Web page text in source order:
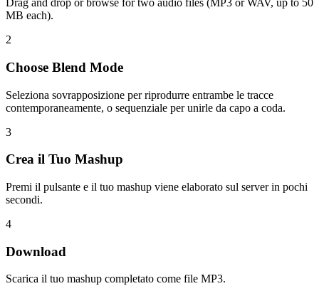
Drag and drop or browse for two audio files (MP3 or WAV, up to 50
MB each).
2
Choose Blend Mode
Seleziona sovrapposizione per riprodurre entrambe le tracce
contemporaneamente, o sequenziale per unirle da capo a coda.
3
Crea il Tuo Mashup
Premi il pulsante e il tuo mashup viene elaborato sul server in pochi
secondi.
4
Download
Scarica il tuo mashup completato come file MP3.